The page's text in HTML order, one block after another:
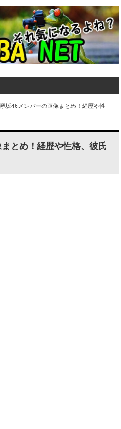
欅坂46メンバーの画像まとめ！経歴や性
とめ！経歴や性格、彼氏